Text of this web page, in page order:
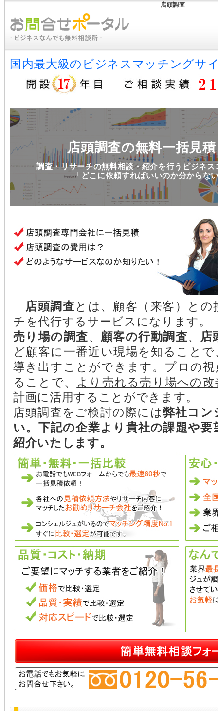
店頭調査
国内最大級のビジネスマッチングサ
店頭調査の無料一括見
調査・リサーチの無料相談・紹介を行うビジネ
「どこに依頼すればいいのか分からな
店頭調査とは、顧客（来客）と
チを代行するサービスになります。
売り場の調査、 顧客の行動調査、
店
ど顧客に一番近い現場を知ること
導き出すことができます。プロの
ることで、
より売れる売り場への改
計画に活用することができます。
店頭調査をご検討の際には弊社コン
い。下記の企業より貴社の課題や
紹介いたします。